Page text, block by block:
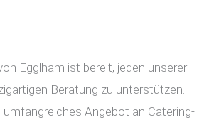
Egglham ist bereit, jeden unserer
Beratung zu unterstützen.
umfangreiches Angebot an Catering-